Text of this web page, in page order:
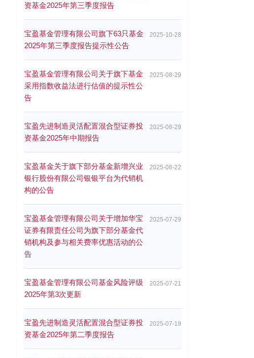
资基金2025年第三季度报告
宝盈基金管理有限公司旗下63只基金
2025年第三季度报告提示性公告
2025-10-28
宝盈基金管理有限公司关于旗下基金
采用指数收益法进行估值的提示性公
告
2025-08-29
宝盈先进制造灵活配置混合型证券投
资基金2025年中期报告
2025-08-29
宝盈基金关于旗下部分基金新增兴业
银行股份有限公司银银平台为代销机
构的公告
2025-08-22
宝盈基金管理有限公司关于增加华宝
证券有限责任公司为旗下部分基金代
销机构及参与相关费率优惠活动的公
告
2025-07-29
宝盈基金管理有限公司基金风险评级
2025年第3次更新
2025-07-21
宝盈先进制造灵活配置混合型证券投
资基金2025年第二季度报告
2025-07-19